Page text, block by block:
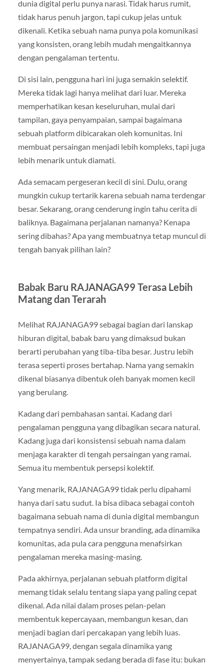
dunia digital perlu punya narasi. Tidak harus rumit,
tidak harus penuh jargon, tapi cukup jelas untuk
dikenali. Ketika sebuah nama punya pola komunikasi
yang konsisten, orang lebih mudah mengaitkannya
dengan pengalaman tertentu.
Di sisi lain, pengguna hari ini juga semakin selektif.
Mereka tidak lagi hanya melihat dari luar. Mereka
memperhatikan kesan keseluruhan, mulai dari
tampilan, gaya penyampaian, sampai bagaimana
sebuah platform dibicarakan oleh komunitas. Ini
membuat persaingan menjadi lebih kompleks, tapi juga
lebih menarik untuk diamati.
Ada semacam pergeseran kecil di sini. Dulu, orang
mungkin cukup tertarik karena sebuah nama terdengar
besar. Sekarang, orang cenderung ingin tahu cerita di
baliknya. Bagaimana perjalanan namanya? Kenapa
sering dibahas? Apa yang membuatnya tetap muncul di
tengah banyak pilihan lain?
Babak Baru RAJANAGA99 Terasa Lebih
Matang dan Terarah
Melihat RAJANAGA99 sebagai bagian dari lanskap
hiburan digital, babak baru yang dimaksud bukan
berarti perubahan yang tiba-tiba besar. Justru lebih
terasa seperti proses bertahap. Nama yang semakin
dikenal biasanya dibentuk oleh banyak momen kecil
yang berulang.
Kadang dari pembahasan santai. Kadang dari
pengalaman pengguna yang dibagikan secara natural.
Kadang juga dari konsistensi sebuah nama dalam
menjaga karakter di tengah persaingan yang ramai.
Semua itu membentuk persepsi kolektif.
Yang menarik, RAJANAGA99 tidak perlu dipahami
hanya dari satu sudut. Ia bisa dibaca sebagai contoh
bagaimana sebuah nama di dunia digital membangun
tempatnya sendiri. Ada unsur branding, ada dinamika
komunitas, ada pula cara pengguna menafsirkan
pengalaman mereka masing-masing.
Pada akhirnya, perjalanan sebuah platform digital
memang tidak selalu tentang siapa yang paling cepat
dikenal. Ada nilai dalam proses pelan-pelan
membentuk kepercayaan, membangun kesan, dan
menjadi bagian dari percakapan yang lebih luas.
RAJANAGA99, dengan segala dinamika yang
menyertainya, tampak sedang berada di fase itu: bukan